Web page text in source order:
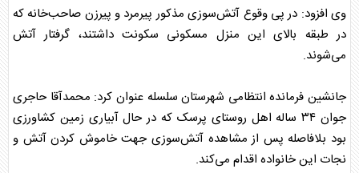
وی افزود: در پی وقوع آتش‌سوزی مذکور پیرمرد و پیرزن صاحب‌خانه که
در طبقه بالای این منزل مسکونی سکونت داشتند، گرفتار آتش
می‌شوند.
جانشین فرمانده انتظامی شهرستان سلسله عنوان کرد: محمدآقا حاجری
جوان ۳۴ ساله اهل روستای پرسک که در حال آبیاری زمین کشاورزی
بود بلافاصله پس از مشاهده آتش‌سوزی جهت خاموش کردن آتش و
نجات این خانواده اقدام می‌کند.